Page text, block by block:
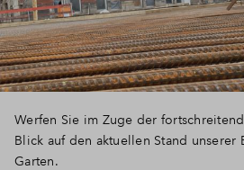
Werfen Sie im Zuge der
Blick auf den aktuellen Stand unserer
Garten.